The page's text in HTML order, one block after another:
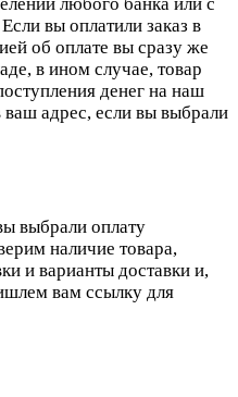
вы оплатили заказ в
об оплате вы сразу же
в ином случае, товар
денег на наш
ваш адрес, если вы выбрали
выбрали оплату
наличие товара,
и варианты доставки и,
вам ссылку для